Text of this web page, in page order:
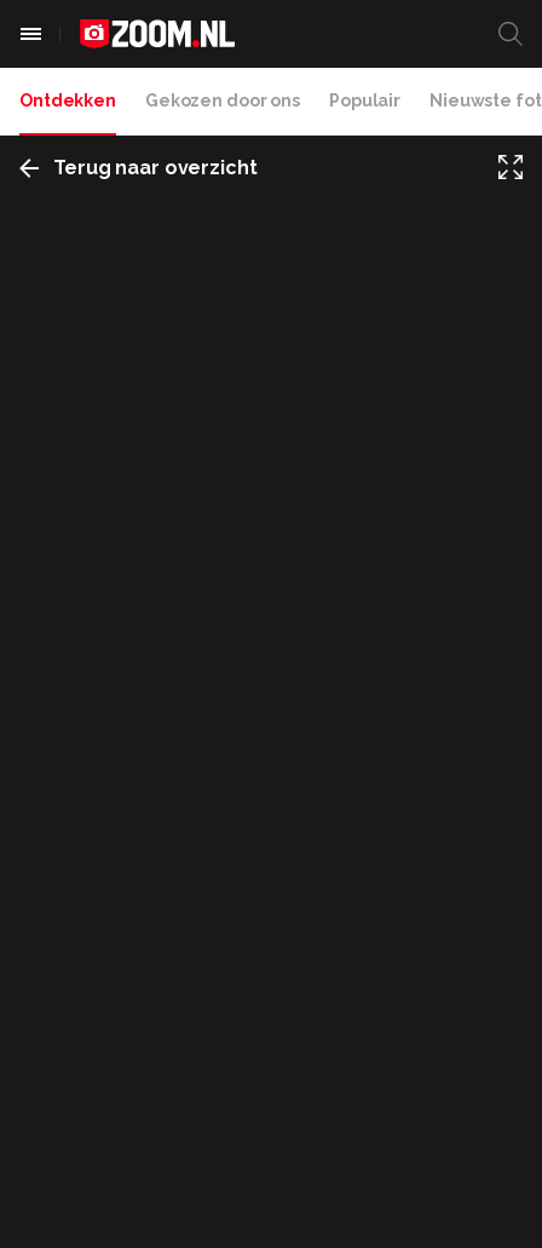
Ontdekken Gekozen door ons Populair Nieuwste
Terug naar overzicht